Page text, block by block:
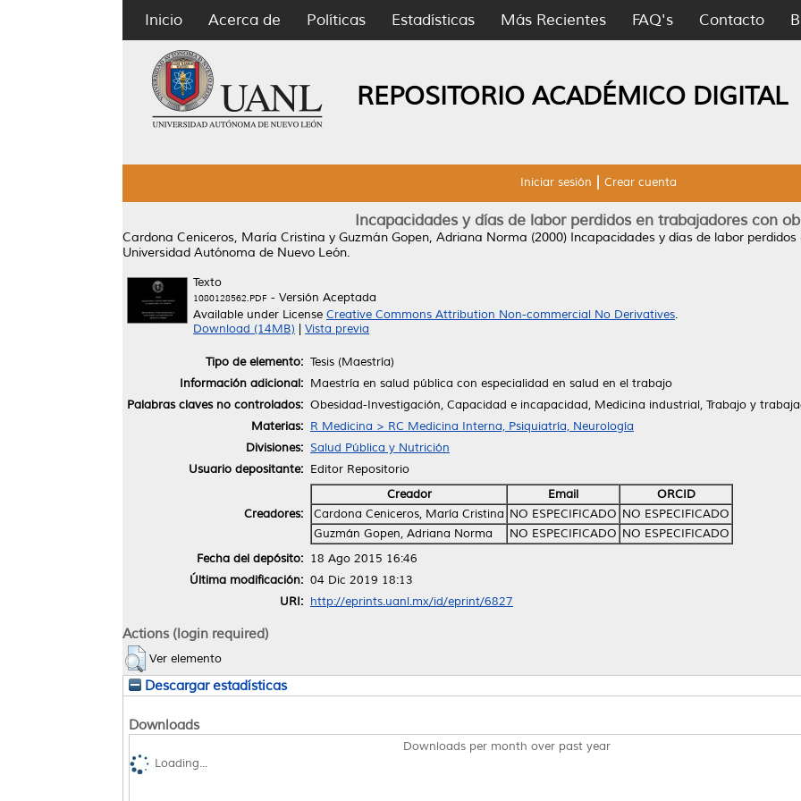
Inicio Acerca de Políticas Estadísticas Más Recientes FAQ's Contacto
REPOSITORIO ACADÉMICO DIGITAL
Iniciar sesión Crear cuenta
Incapacidades y días de labor perdidos en trabajadores con
Cardona Ceniceros, María Cristina y Guzmán Gopen, Adriana Norma (2000) Incapacidades y días de labor
Universidad Autónoma de Nuevo León.
Texto
1080128562.PDF - Versión Aceptada
Available under License Creative Commons Attribution Non-commercial No Derivatives.
Download (14MB)
Vista previa
Tipo de elemento: Tesis (Maestría)
Información adicional: Maestría en salud pública con especialidad en salud en el trabajo
Palabras claves no controlados: Obesidad-Investigación, Capacidad e incapacidad, Medicina industrial, Trabajo y
Materias: R Medicina > RC Medicina Interna, Psiquiatría, Neurología
Divisiones: Salud Pública y Nutrición
Usuario depositante: Editor Repositorio
Creadores:
Creador Email
ORCID
Cardona Ceniceros, María Cristina NO ESPECIFICADO NO ESPECIFICADO
Guzmán Gopen, Adriana Norma
NO ESPECIFICADO NO ESPECIFICADO
Fecha del depósito: 18 Ago 2015 16:46
Última modificación: 04 Dic 2019 18:13
URI: http://eprints.uanl.mx/id/eprint/6827
Actions (login required)
Ver elemento
Descargar estadísticas
Downloads
Downloads per month over past year
Loading...